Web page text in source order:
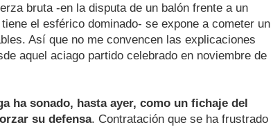
bruta -en la disputa de un balón frente a un
el esférico dominado- se expone a cometer un
Así que no me convencen las explicaciones
aquel aciago partido celebrado en noviembre de
ha sonado, hasta ayer, como un fichaje del
su defensa. Contratación que se ha frustrado